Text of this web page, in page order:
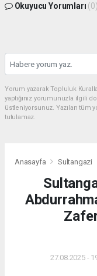
Okuyucu Yorumları (0)
Yorum yazarak Topluluk
yaptığınız yorumunuzla ilgili
üstleniyorsunuz. Yazılan tüm
tutulamaz.
Anasayfa Sultangazi
27.08.2025 -